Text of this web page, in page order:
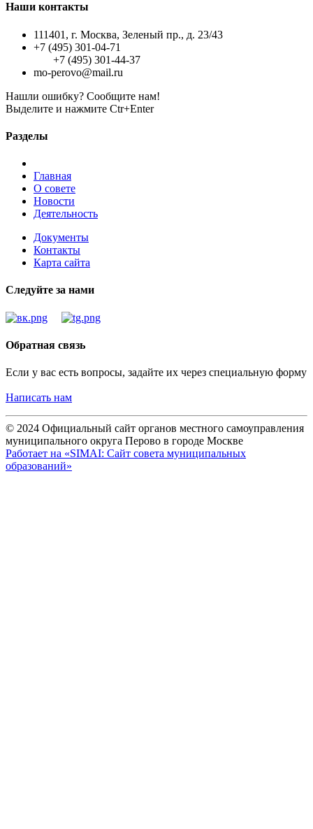
Наши контакты
111401, г. Москва, Зеленый пр., д. 23/43
+7 (495) 301-04-71
+7 (495) 301-44-37
mo-perovo@mail.ru
Нашли ошибку? Сообщите нам!
Выделите и нажмите Ctr+Enter
Разделы
Главная
О совете
Новости
Деятельность
Документы
Контакты
Карта сайта
Следуйте за нами
Обратная связь
Если у вас есть вопросы, задайте их через специальную форму
Написать нам
© 2024 Официальный сайт органов местного самоуправления
муниципального округа Перово в городе Москве
Работает на «SIMAI: Сайт совета муниципальных
образований»